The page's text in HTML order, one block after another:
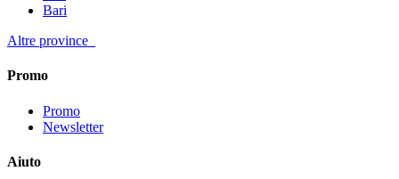
Bari
Altre province
Promo
Promo
Newsletter
Aiuto